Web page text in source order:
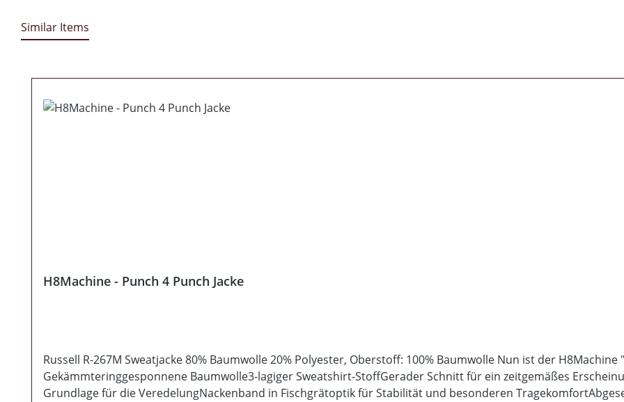
Similar Items
H8Machine - Punch 4 Punch Jacke
Russell R-267M Sweatjacke 80% Baumwolle 20% Polyester, Oberstoff: 100% Baumwolle Nun ist der
Gekämmteringgesponnene Baumwolle3-lagiger Sweatshirt-StoffGerader Schnitt für ein zeitgemäßes
Grundlage für die VeredelungNackenband in Fischgrätoptik für Stabilität und besonderen